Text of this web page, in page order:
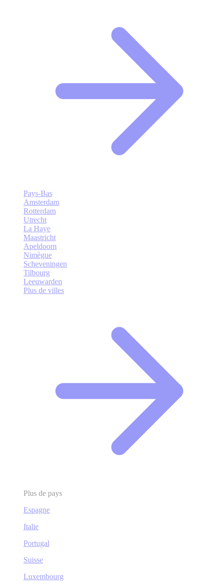
Pays-Bas
Amsterdam
Rotterdam
Utrecht
La Haye
Maastricht
Apeldoorn
Nimègue
Scheveningen
Tilbourg
Leeuwarden
Plus de villes
Plus de pays
Espagne
Italie
Portugal
Suisse
Luxembourg